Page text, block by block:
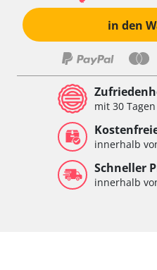
in den
mit 30
innerhalb
Schneller
innerhalb